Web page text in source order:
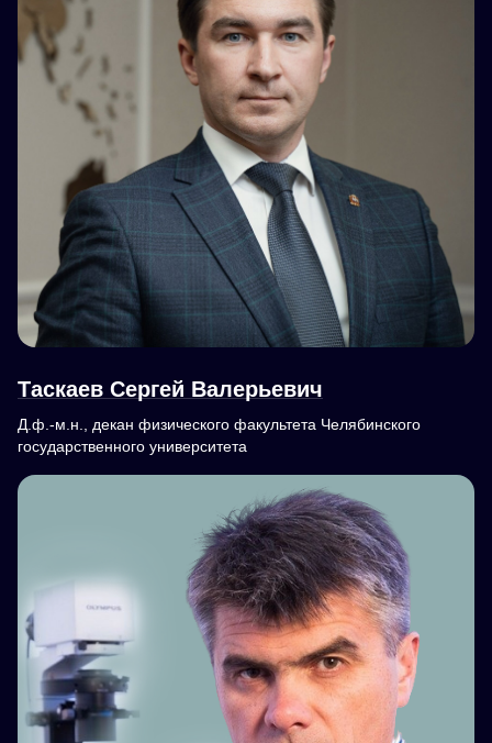
Таскаев Сергей Валерьевич
Д.ф.-м.н., декан физического факультета Челябинского
государственного университета